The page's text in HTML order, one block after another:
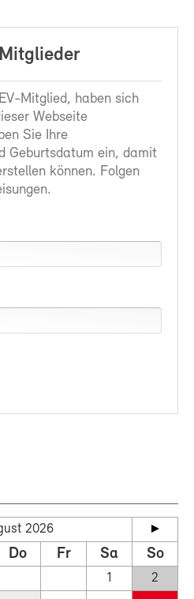
Mitglied, haben sich
Webseite
Sie Ihre
Geburtsdatum ein, damit
können. Folgen
2026
Do Fr Sa So
1
2